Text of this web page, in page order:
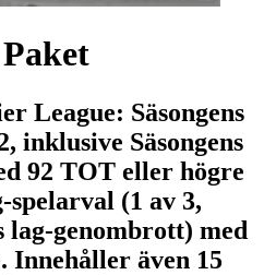
League: Säsongens
inklusive Säsongens
92 TOT eller högre
spelarval (1 av 3,
lag-genombrott) med
Innehåller även 15